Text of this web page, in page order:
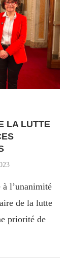
LA LUTTE
à l’unanimité
de la lutte
priorité de